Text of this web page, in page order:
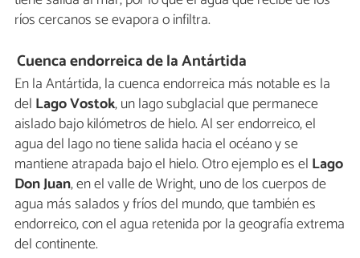
ríos cercanos se evapora o infiltra.
Cuenca endorreica de la Antártida
En la Antártida, la cuenca endorreica más notable es la
del Lago Vostok, un lago subglacial que permanece
aislado bajo kilómetros de hielo. Al ser endorreico, el
agua del lago no tiene salida hacia el océano y se
mantiene atrapada bajo el hielo. Otro ejemplo es el Lago
Don Juan, en el valle de Wright, uno de los cuerpos de
agua más salados y fríos del mundo, que también es
endorreico, con el agua retenida por la geografía extrema
del continente.